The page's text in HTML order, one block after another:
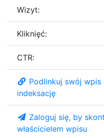
Wizyt:
Kliknięć:
CTR:
Podlinkuj swój
indeksację
Zaloguj się, by
właścicielem wpisu